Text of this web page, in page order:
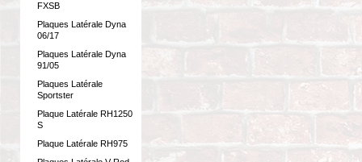
FXSB
Plaques Latérale Dyna
06/17
Plaques Latérale Dyna
91/05
Plaques Latérale
Sportster
Plaque Latérale RH1250
S
Plaque Latérale RH975